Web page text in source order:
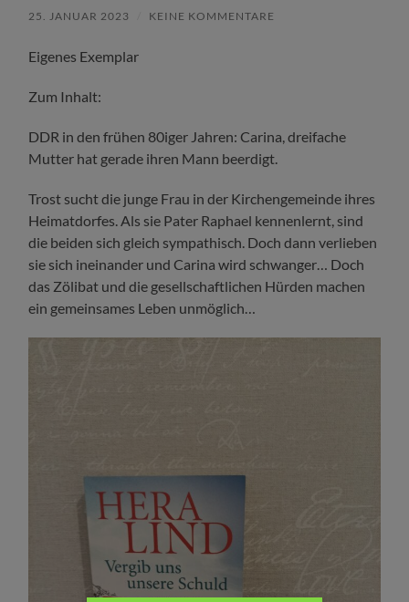
25. JANUAR 2023 KEINE KOMMENTARE
Eigenes Exemplar
Zum Inhalt:
DDR in den frühen 80iger Jahren: Carina, dreifache
Mutter hat gerade ihren Mann beerdigt.
Trost sucht die junge Frau in der Kirchengemeinde ihres
Heimatdorfes. Als sie Pater Raphael kennenlernt, sind
die beiden sich gleich sympathisch. Doch dann verlieben
sie sich ineinander und Carina wird schwanger… Doch
das Zölibat und die gesellschaftlichen Hürden machen
ein gemeinsames Leben unmöglich…